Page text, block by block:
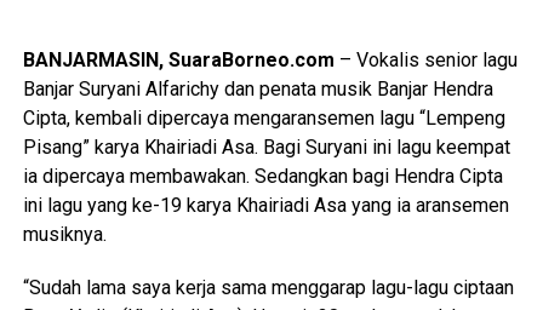
masyarakat pada umumnya.
Acara Sosialisasi dan _Entry Meeting_ dibuka secara
resmi oleh Anggota Ombudsman RI sekaligus Koordinator
Wilayah Ombudsman Kalsel, Syafrida Rachmawati
Rasahan. Dalam sambutannya, Syafrida menyampaikan
bahwa penilaian maladministrasi merupakan instrumen
strategis yang objektif, independen dan berbasis potensi
maladministrasi. “Pelaksanaan penilaian ini harus dimaknai
BANJARMASIN, SuaraBorneo.com – Vokalis senior lagu
Banjar Suryani Alfarichy dan penata musik Banjar Hendra
Cipta, kembali dipercaya mengaransemen lagu “Lempeng
Pisang” karya Khairiadi Asa. Bagi Suryani ini lagu keempat
ia dipercaya membawakan. Sedangkan bagi Hendra Cipta
ini lagu yang ke-19 karya Khairiadi Asa yang ia aransemen
musiknya.
“Sudah lama saya kerja sama menggarap lagu-lagu ciptaan